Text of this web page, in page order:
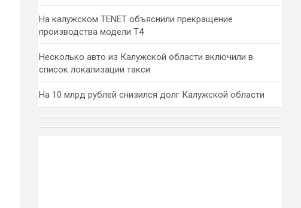
На калужском TENET объяснили прекращение
производства модели T4
Несколько авто из Калужской области включили в
список локализации такси
На 10 млрд рублей снизился долг Калужской области